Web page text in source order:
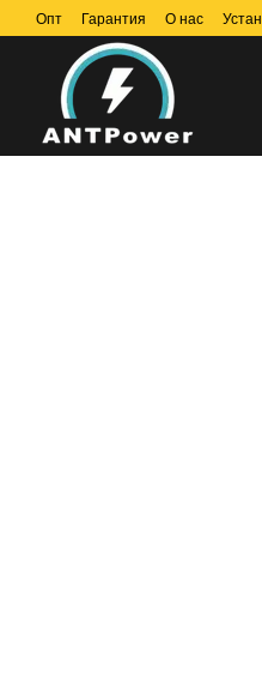
Перейти к основному контенту
Опт Гарантия О нас